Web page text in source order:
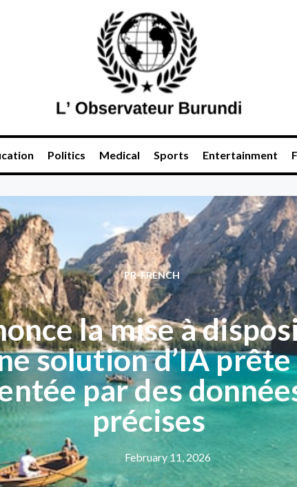
Politics Medical Sports Entertainment
PR-FRENCH
la mise à
solution d’IA prête
par des
précises
February 11, 2026